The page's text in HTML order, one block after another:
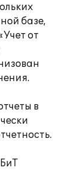
базе,
от
в